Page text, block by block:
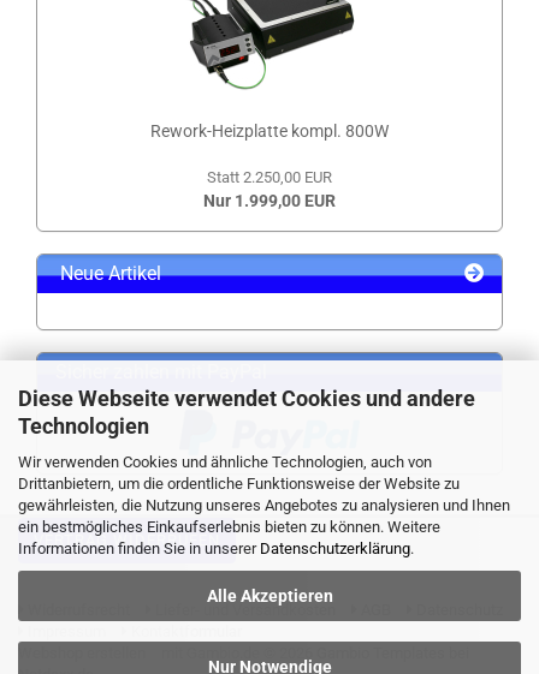
Diese Webseite verwendet Cookies und andere
Technologien
Wir verwenden Cookies und ähnliche Technologien, auch von
Drittanbietern, um die ordentliche Funktionsweise der Website zu
gewährleisten, die Nutzung unseres Angebotes zu analysieren und Ihnen
ein bestmögliches Einkaufserlebnis bieten zu können. Weitere
Informationen finden Sie in unserer Datenschutzerklärung.
Alle Akzeptieren
Nur Notwendige
Rework-Heizplatte kompl. 800W
Statt 2.250,00 EUR
Nur 1.999,00 EUR
Neue Artikel
VERTRAG WIDERRUFEN
Liefer- und Versandkosten